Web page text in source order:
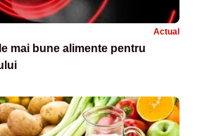
Actual
mai bune alimente pentru